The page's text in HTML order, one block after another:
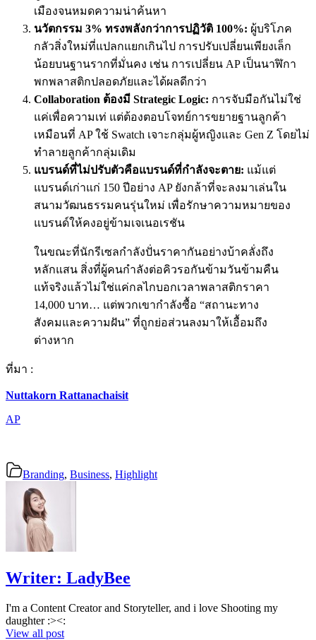
เมืองจนหมดความน่าค้นหา
นวัตกรรม 3% ทรงพลังกว่าการปฏิวัติ 100%: ผู้บริโภค
กลัวสิ่งใหม่ที่แปลกแยกเกินไป การปรับเปลี่ยนเพียงเล็ก
น้อยบนฐานรากที่มั่นคง เช่น การเปลี่ยน AP เป็นนาฬิกา
พกพลาสติกปลอดภัยและได้ผลดีกว่า
Collaboration ต้องมี Strategic Logic: การจับมือกันไม่ใช่
แค่เพื่อความเท่ แต่ต้องตอบโจทย์การขยายฐานลูกค้า
เหมือนที่ AP ใช้ Swatch เจาะกลุ่มผู้หญิงและ Gen Z โดยไม่
ทำลายลูกค้ากลุ่มเดิม
แบรนด์ที่ไม่ปรับตัวคือแบรนด์ที่กำลังจะตาย: แม้แต่
แบรนด์เก่าแก่ 150 ปีอย่าง AP ยังกล้าที่จะลงมาเล่นใน
สนามวัฒนธรรมคนรุ่นใหม่ เพื่อรักษาความหมายของ
แบรนด์ให้คงอยู่ข้ามเจเนอเรชัน
ในขณะที่นักรีเซลกำลังปั่นราคากันอย่างบ้าคลั่งถึง
หลักแสน สิ่งที่ผู้คนกำลังต่อคิวรอกันข้ามวันข้ามคืน
แท้จริงแล้วไม่ใช่แค่กลไกบอกเวลาพลาสติกราคา
14,000 บาท… แต่พวกเขากำลังซื้อ “สถานะทาง
สังคมและความฝัน” ที่ถูกย่อส่วนลงมาให้เอื้อมถึง
ต่างหาก
ที่มา :
Nuttakorn Rattanachaisit
AP
Branding, Business, Highlight
Writer: LadyBee
I'm a Content Creator and Storyteller, and i love Shooting my
daughter :><:
View all post